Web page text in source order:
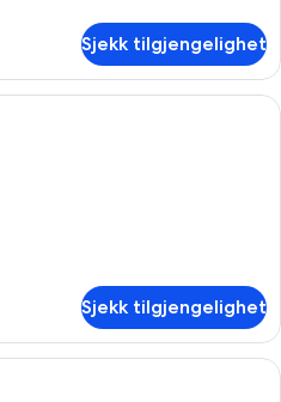
Sjekk tilgjengelighet
Sjekk tilgjengelighet